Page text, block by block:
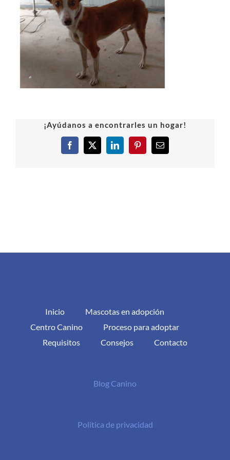
¡Ayúdanos a encontrarles un hogar!
Facebook
X LinkedInPinterestCorreo
Inicio
Mascotas en adopción
Centro Canino
Proceso para adoptar
Requisitos
Consejos Contacto
Blog Canino
Política de privacidad